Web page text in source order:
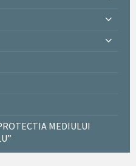
MEDIULUI